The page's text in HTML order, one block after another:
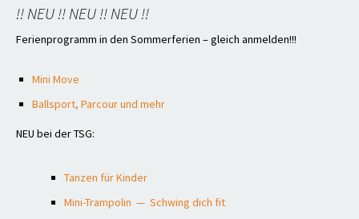
!! NEU !! NEU !! NEU !!
Ferienprogramm in den Sommerferien – gleich anmelden!!!
Mini Move
Ballsport, Parcour und mehr
NEU bei der TSG:
Tanzen für Kinder
Mini-Trampolin — Schwing dich fit